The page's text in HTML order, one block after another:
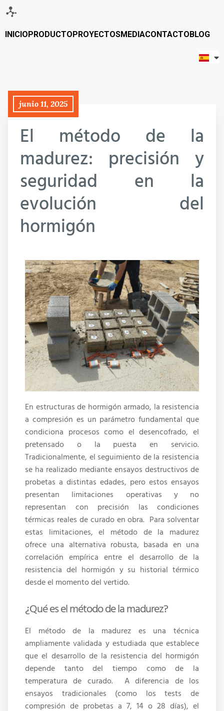
INICIO PRODUCTO PROYECTOSMEDIACONTACTO BLOG
junio 11, 2025
El método de la
madurez: precisión y
seguridad en la
evolución del
hormigón
En estructuras de hormigón armado, la resistencia
a compresión es un parámetro fundamental que
condiciona procesos como el desencofrado, el
pretensado o la puesta en servicio.
Tradicionalmente, el seguimiento de la resistencia
se ha realizado mediante ensayos destructivos de
probetas a distintas edades, pero estos ensayos
presentan limitaciones operativas y no
representan con precisión las condiciones
térmicas reales de curado en obra. Para solventar
estas limitaciones, el método de la madurez
ofrece una alternativa robusta, basada en una
correlación empírica entre el desarrollo de la
resistencia del hormigón y su historial térmico
desde el momento del vertido.
¿Qué es el método de la madurez?
El método de la madurez es una técnica
ampliamente validada y estudiada que establece
que el desarrollo de la resistencia del hormigón
depende tanto del tiempo como de la
temperatura de curado. A diferencia de los
ensayos tradicionales (como los tests de
compresión de probetas a 7, 14 o 28 días), el